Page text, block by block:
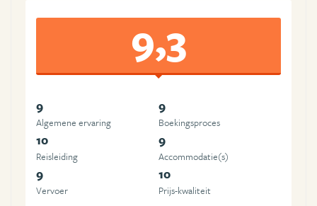
9,3
9
Algemene ervaring
9
Boekingsproces
10
Reisleiding
9
Accommodatie(s)
9
Vervoer
10
Prijs-kwaliteit